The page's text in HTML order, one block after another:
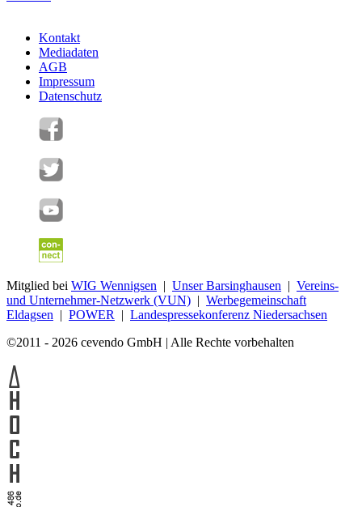
Kontakt
Mediadaten
AGB
Impressum
Datenschutz
Mitglied bei WIG Wennigsen | Unser Barsinghausen | Vereins-
und Unternehmer-Netzwerk (VUN) | Werbegemeinschaft
Eldagsen | POWER | Landespressekonferenz Niedersachsen
©2011 - 2026 cevendo GmbH | Alle Rechte vorbehalten